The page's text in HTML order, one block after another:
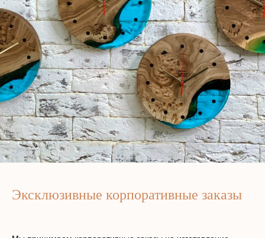
Эксклюзивные корпоративные заказы